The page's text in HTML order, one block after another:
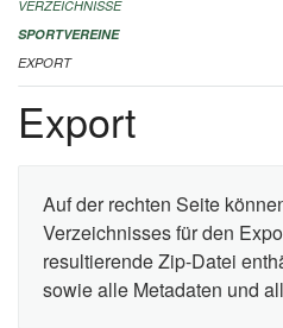
FINANZIELLE UNTERSTÜTZUNG
KONTAKT
VERZEICHNISSE
SPORTVEREINE
EXPORT
Export
Auf der rechten Seite
Verzeichnisses für den
resultierende Zip-Datei
sowie alle Metadaten und